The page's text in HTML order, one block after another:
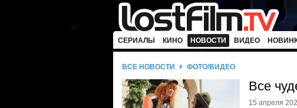
СЕРИАЛЫ КИНО НОВОСТИ ВИДЕО
ВСЕ НОВОСТИ ФОТО/ВИДЕО
Все
15 апреля